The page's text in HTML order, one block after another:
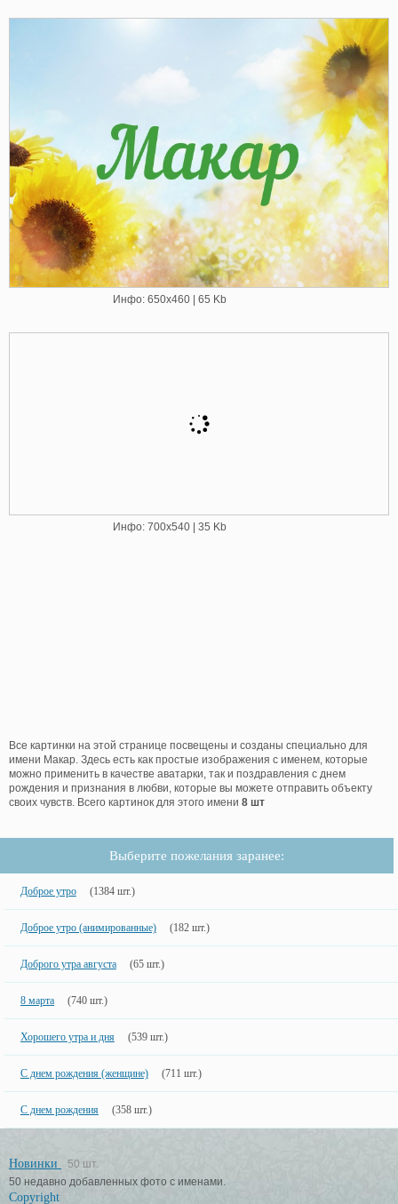
Инфо: 650х460 | 65 Kb
Инфо: 700х540 | 35 Kb
Все картинки на этой странице посвещены и созданы специально для
имени Макар. Здесь есть как простые изображения с именем, которые
можно применить в качестве аватарки, так и поздравления с днем
рождения и признания в любви, которые вы можете отправить объекту
своих чувств. Всего картинок для этого имени 8 шт
Выберите пожелания заранее:
Доброе утро (1384 шт.)
Доброе утро (анимированные) (182 шт.)
Доброго утра августа (65 шт.)
8 марта (740 шт.)
Хорошего утра и дня (539 шт.)
С днем рождения (женщине) (711 шт.)
С днем рождения (358 шт.)
Новинки
50 шт.
50 недавно добавленных фото с именами.
Copyright